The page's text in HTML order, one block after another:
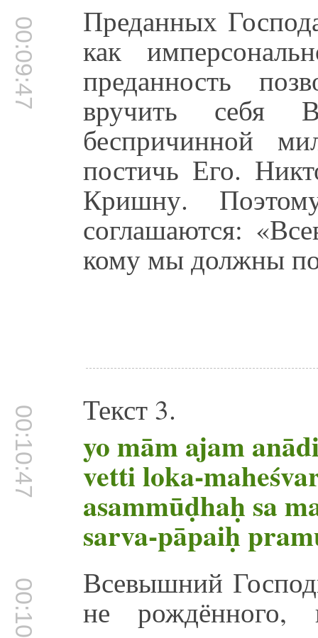
00:09:47 Преданных
как
преданность
вручить себя
беспричинной
постичь Его.
Кришну.
соглашаются:
кому мы должны
00:10:47 Текст 3.
yo mām ajam
vetti loka-
asammūḍhaḥ sa
sarva-pāpaiḥ
Всевышний
не рождённого,